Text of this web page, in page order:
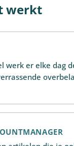
werkt
werk er elke dag